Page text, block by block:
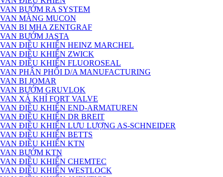
VAN BƯỚM RA SYSTEM
VAN MÀNG MUCON
VAN BI MHA ZENTGRAF
VAN BƯỚM JASTA
VAN ĐIỀU KHIỂN HEINZ MARCHEL
VAN ĐIỀU KHIỂN ZWICK
VAN ĐIỀU KHIỂN FLUOROSEAL
VAN PHÂN PHỐI D/A MANUFACTURING
VAN BI JOMAR
VAN BƯỚM GRUVLOK
VAN XẢ KHÍ FORT VALVE
VAN ĐIỀU KHIỂN END-ARMATUREN
VAN ĐIỀU KHIỂN DR BREIT
VAN ĐIỀU KHIỂN LƯU LƯỢNG AS-SCHNEIDER
VAN ĐIỀU KHIỂN BETTS
VAN ĐIỀU KHIỂN KTN
VAN BƯỚM KTN
VAN ĐIỀU KHIỂN CHEMTEC
VAN ĐIỀU KHIỂN WESTLOCK